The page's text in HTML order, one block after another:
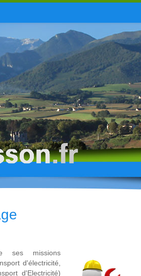
ses missions
d'électricité,
d'Electricité)